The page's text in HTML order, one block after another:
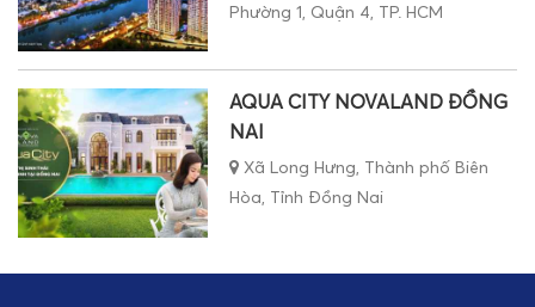
Phường 1, Quận 4, TP. HCM
AQUA CITY NOVALAND ĐỒNG
NAI
Xã Long Hưng, Thành phố Biên
Hòa, Tỉnh Đồng Nai